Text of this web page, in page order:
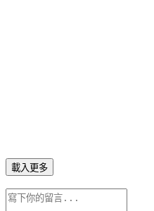
載入更多